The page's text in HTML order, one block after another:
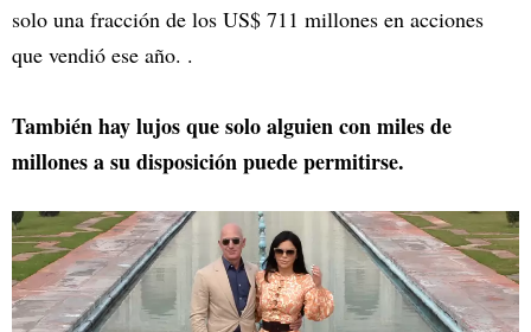
solo una fracción de los US$ 711 millones en acciones
que vendió ese año. .
También hay lujos que solo alguien con miles de
millones a su disposición puede permitirse.